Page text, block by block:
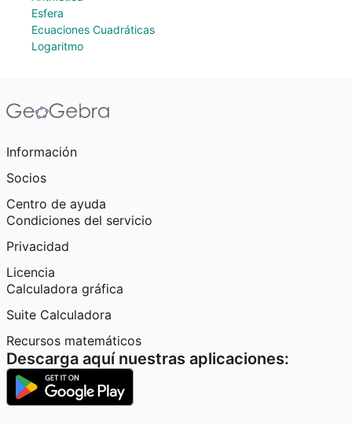
Esfera
Ecuaciones Cuadráticas
Logaritmo
Información
Socios
Centro de ayuda
Condiciones del servicio
Privacidad
Licencia
Calculadora gráfica
Suite Calculadora
Recursos matemáticos
Descarga aquí nuestras aplicaciones: